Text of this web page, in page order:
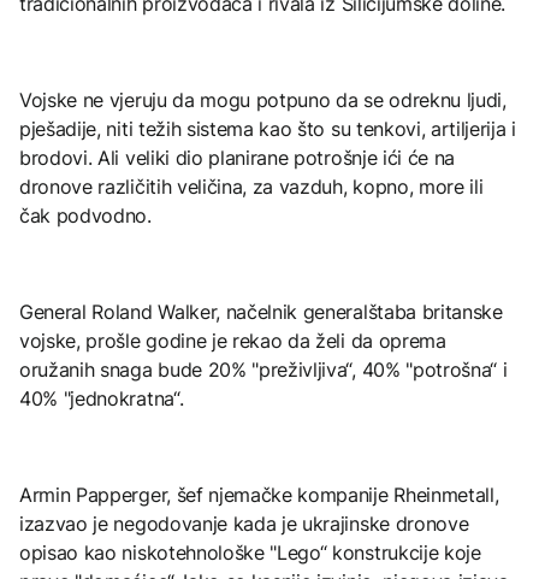
Vojske ne vjeruju da mogu potpuno da se odreknu ljudi,
pješadije, niti težih sistema kao što su tenkovi, artiljerija i
brodovi. Ali veliki dio planirane potrošnje ići će na
dronove različitih veličina, za vazduh, kopno, more ili
čak podvodno.
General Roland Walker, načelnik generalštaba britanske
vojske, prošle godine je rekao da želi da oprema
oružanih snaga bude 20% "preživljiva“, 40% "potrošna“ i
40% "jednokratna“.
Armin Papperger, šef njemačke kompanije Rheinmetall,
izazvao je negodovanje kada je ukrajinske dronove
opisao kao niskotehnološke "Lego“ konstrukcije koje